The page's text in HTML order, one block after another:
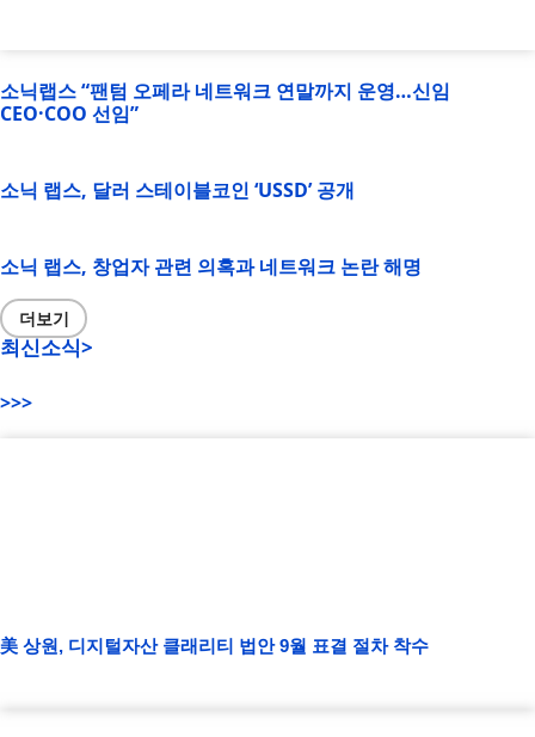
소닉랩스 “팬텀 오페라 네트워크 연말까지 운영…신임
CEO·COO 선임”
소닉 랩스, 달러 스테이블코인 ‘USSD’ 공개
소닉 랩스, 창업자 관련 의혹과 네트워크 논란 해명
더보기
최신소식>
>>>
美 상원, 디지털자산 클래리티 법안 9월 표결 절차 착수